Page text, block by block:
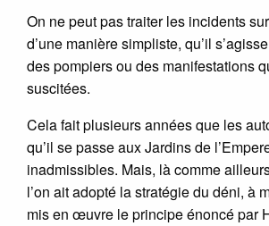
On ne peut pas traiter les incidents
d’une manière simpliste, qu’il
des pompiers ou des manifestations
suscitées.
Cela fait plusieurs années que les
qu’il se passe aux Jardins de
inadmissibles. Mais, là comme
l’on ait adopté la stratégie du déni, à
mis en œuvre le principe énoncé par